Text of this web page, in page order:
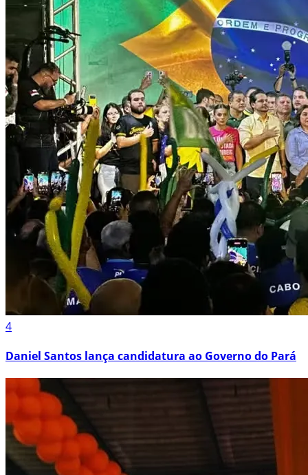
4
Daniel Santos lança candidatura ao Governo do Pará